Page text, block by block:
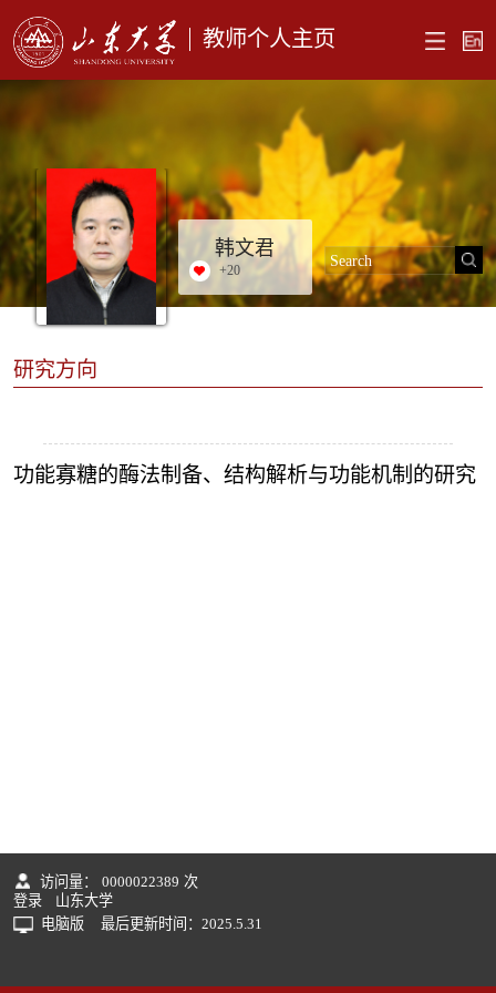
教师个人主页
韩文君
+20
研究方向
功能寡糖的酶法制备、结构解析与功能机制的研究
访问量： 0000022389 次
登录
山东大学
电脑版
最后更新时间： 2025.5.31